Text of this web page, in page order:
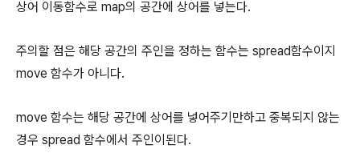
상어 이동함수로 map의 공간에 상어를 넣는다.
주의할 점은 해당 공간의 주인을 정하는 함수는 spread함수이지
move 함수가 아니다.
move 함수는 해당 공간에 상어를 넣어주기만하고 중복되지 않는
경우 spread 함수에서 주인이된다.